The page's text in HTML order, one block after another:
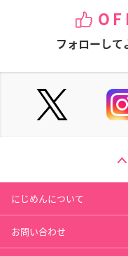
フォローして
にじめんについて
お問い合わせ